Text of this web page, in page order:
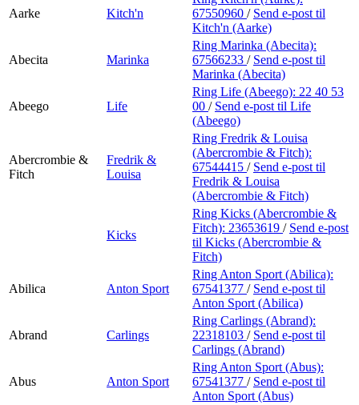
Aarke Kitch'n
67550960 / Send e-post til
Kitch'n (Aarke)
Abecita Marinka
Ring Marinka (Abecita):
67566233 / Send e-post til
Marinka (Abecita)
Abeego Life
Ring Life (Abeego): 22 40 53
00 / Send e-post til Life
(Abeego)
Abercrombie &
Fitch
Fredrik &
Louisa
Ring Fredrik & Louisa
(Abercrombie & Fitch):
67544415 / Send e-post til
Fredrik & Louisa
(Abercrombie & Fitch)
Kicks
Ring Kicks (Abercrombie &
Fitch): 23653619 / Send e-post
til Kicks (Abercrombie &
Fitch)
Abilica Anton Sport
Ring Anton Sport (Abilica):
67541377 / Send e-post til
Anton Sport (Abilica)
Abrand Carlings
Ring Carlings (Abrand):
22318103 / Send e-post til
Carlings (Abrand)
Abus Anton Sport
Ring Anton Sport (Abus):
67541377 / Send e-post til
Anton Sport (Abus)